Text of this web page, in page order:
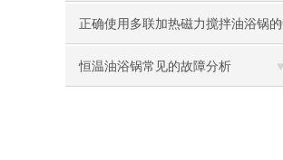
不锈钢结构
正确使用多联加热磁力搅拌油浴锅的
注意事项
恒温油浴锅常见的故障分析